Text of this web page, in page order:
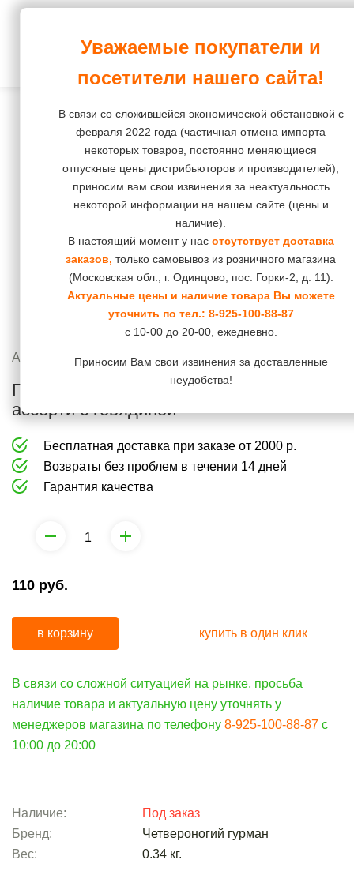
повседневный
диетический
подгузники,
груминга
поведения
средства
от
запаха
повседневный
диетический
Наполнители
косметика
Коррекция
средства
запаха
ПростоХвост
Интернет-магазин
Артикул: 1015444
Гурман Консервы для щенков, мясное
ассорти с говядиной
Бесплатная доставка при заказе от 2000 р.
Возвраты без проблем в течении 14 дней
Гарантия качества
110 руб.
в корзину купить в один клик
В связи со сложной ситуацией на рынке, просьба
наличие товара и актуальную цену уточнять у
менеджеров магазина по телефону 8-925-100-88-87 c
10:00 до 20:00
Наличие:
Под заказ
Бренд:
Четвероногий гурман
Вес:
0.34 кг.
Уважаемые покупатели и
посетители нашего сайта!
В связи со сложившейся экономической обстановкой с
февраля 2022 года (частичная отмена импорта
некоторых товаров, постоянно меняющиеся
отпускные цены дистрибьюторов и производителей),
приносим вам свои извинения за неактуальность
некоторой информации на нашем сайте (цены и
наличие).
В настоящий момент у нас отсутствует доставка
заказов, только самовывоз из розничного магазина
(Московская обл., г. Одинцово, пос. Горки-2, д. 11).
Актуальные цены и наличие товара Вы можете
уточнить по тел.: 8-925-100-88-87
с 10-00 до 20-00, ежедневно.
Приносим Вам свои извинения за доставленные
неудобства!